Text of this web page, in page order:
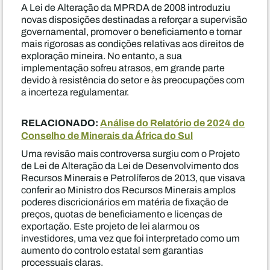
A Lei de Alteração da MPRDA de 2008 introduziu
novas disposições destinadas a reforçar a supervisão
governamental, promover o beneficiamento e tornar
mais rigorosas as condições relativas aos direitos de
exploração mineira. No entanto, a sua
implementação sofreu atrasos, em grande parte
devido à resistência do setor e às preocupações com
a incerteza regulamentar.
RELACIONADO:Análise do Relatório de 2024 do
Conselho de Minerais da África do Sul
Uma revisão mais controversa surgiu com o Projeto
de Lei de Alteração da Lei de Desenvolvimento dos
Recursos Minerais e Petrolíferos de 2013, que visava
conferir ao Ministro dos Recursos Minerais amplos
poderes discricionários em matéria de fixação de
preços, quotas de beneficiamento e licenças de
exportação. Este projeto de lei alarmou os
investidores, uma vez que foi interpretado como um
aumento do controlo estatal sem garantias
processuais claras.